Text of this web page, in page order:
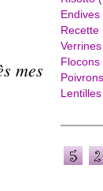
mes
Endives
Recette
Verrines
Flocons
Poivrons
Lentilles